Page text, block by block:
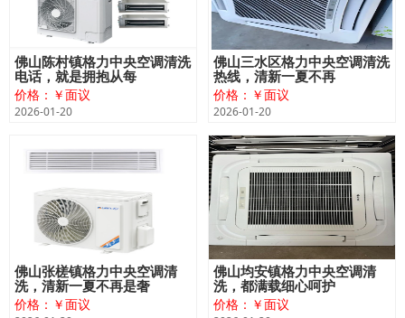
佛山陈村镇格力中央空调清洗
电话，就是拥抱从每
价格：￥面议
2026-01-20
佛山三水区格力中央空调清洗
热线，清新一夏不再
价格：￥面议
2026-01-20
佛山张槎镇格力中央空调清
洗，清新一夏不再是奢
价格：￥面议
佛山均安镇格力中央空调清
洗，都满载细心呵护
价格：￥面议